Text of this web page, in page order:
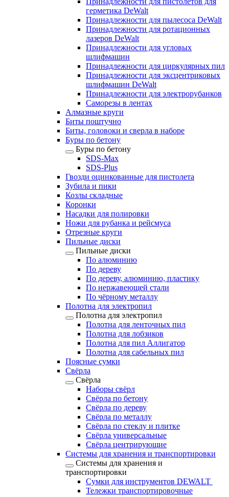
герметика DeWalt
Принадлежности для пылесоса DeWalt
Принадлежности для ротационных
лазеров DeWalt
Принадлежности для угловых
шлифмашин
Принадлежности для циркулярных пил
Принадлежности для эксцентриковых
шлифмашин DeWalt
Принадлежности для электрорубанков
Саморезы в лентах
Алмазные круги
Биты поштучно
Биты, головоки и сверла в наборе
Буры по бетону
Буры по бетону
SDS-Max
SDS-Plus
Гвозди оцинкованные для пистолета
Зубила и пики
Козлы складные
Коронки
Насадки для полировки
Ножи для рубанка и рейсмуса
Отрезные круги
Пильные диски
Пильные диски
По алюминию
По дереву
По дереву, алюминию, пластику
По нержавеющей стали
По чёрному металлу
Полотна для электропил
Полотна для электропил
Полотна для ленточных пил
Полотна для лобзиков
Полотна для пил Аллигатор
Полотна для сабельных пил
Поясные сумки
Свёрла
Свёрла
Наборы свёрл
Свёрла по бетону
Свёрла по дереву
Свёрла по металлу
Свёрла по стеклу и плитке
Свёрла универсальные
Свёрла центрирующие
Системы для хранения и транспортировки
Системы для хранения и
транспортировки
Сумки для инструментов DEWALT
Тележки транспортировочные